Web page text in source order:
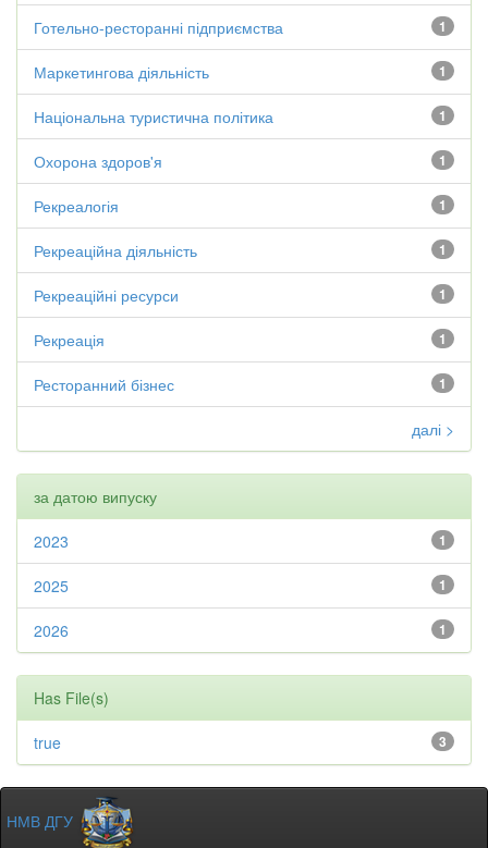
1
Готельно-ресторанні підприємства
1
Маркетингова діяльність
1
Національна туристична політика
1
Охорона здоров'я
1
Рекреалогія
1
Рекреаційна діяльність
1
Рекреаційні ресурси
1
Рекреація
1
Ресторанний бізнес
далі >
за датою випуску
1
2023
1
2025
1
2026
Has File(s)
3
true
НМВ ДГУ